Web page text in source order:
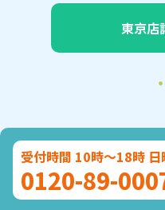
大
受付時間 10時～18時 日
0120-89-